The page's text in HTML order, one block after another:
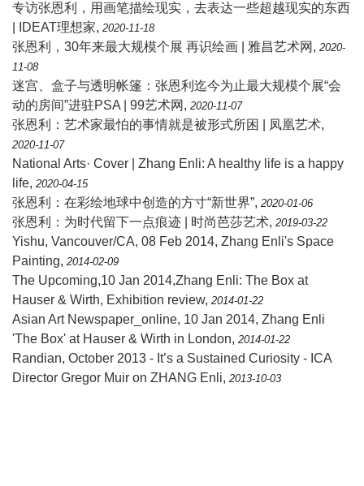
专访张恩利，用画笔描绘现实，去表达一些超越现实的东西
| IDEAT理想家, 2020-11-18
张恩利，30年来最大规模个展 再识绘画 | 雅昌艺术网 , 2020-
11-08
迷宫、盒子与透明帐篷：张恩利迄今为止最大规模个展“会
动的房间”进驻PSA | 99艺术网 , 2020-11-07
张恩利：艺术家最怕的事情就是被形式所困 | 凤凰艺术,
2020-11-07
National Arts· Cover | Zhang Enli: A healthy life is a happy
life, 2020-04-15
张恩利：在彩绘地球中创造的方寸“新世界”, 2020-01-06
张恩利：为时代留下一点痕迹 | 时尚芭莎艺术, 2019-03-22
Yishu, Vancouver/CA, 08 Feb 2014, Zhang Enli's Space
Painting, 2014-02-09
The Upcoming,10 Jan 2014,Zhang Enli: The Box at
Hauser & Wirth, Exhibition review, 2014-01-22
Asian Art Newspaper_online, 10 Jan 2014, Zhang Enli
'The Box' at Hauser & Wirth in London, 2014-01-22
Randian, October 2013 - It’s a Sustained Curiosity - ICA
Director Gregor Muir on ZHANG Enli, 2013-10-03